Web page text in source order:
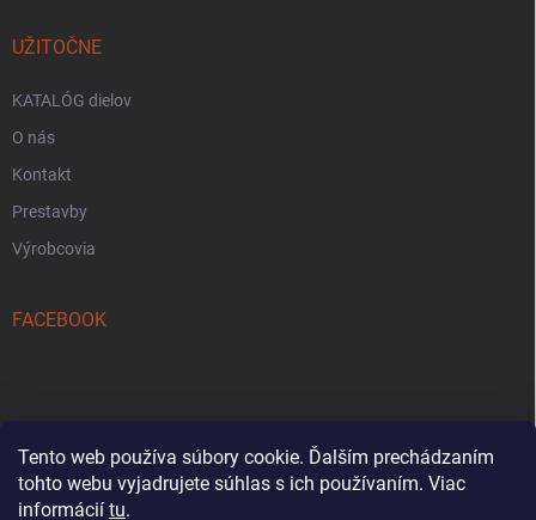
Tento web používa súbory cookie. Ďalším prechádzaním
tohto webu vyjadrujete súhlas s ich používaním. Viac
informácií tu.
UŽITOČNE
KATALÓG dielov
O nás
Kontakt
Prestavby
Výrobcovia
FACEBOOK
Reklamačný formulár